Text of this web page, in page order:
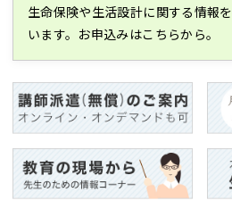
生命保険や生活設計に関する情報
います。お申込みはこちらから。